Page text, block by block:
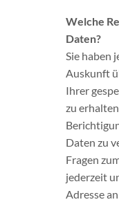
Welche
Daten?
Sie haben
Auskunft
Ihrer
zu
Daten zu
Fragen
jederzeit
Adresse